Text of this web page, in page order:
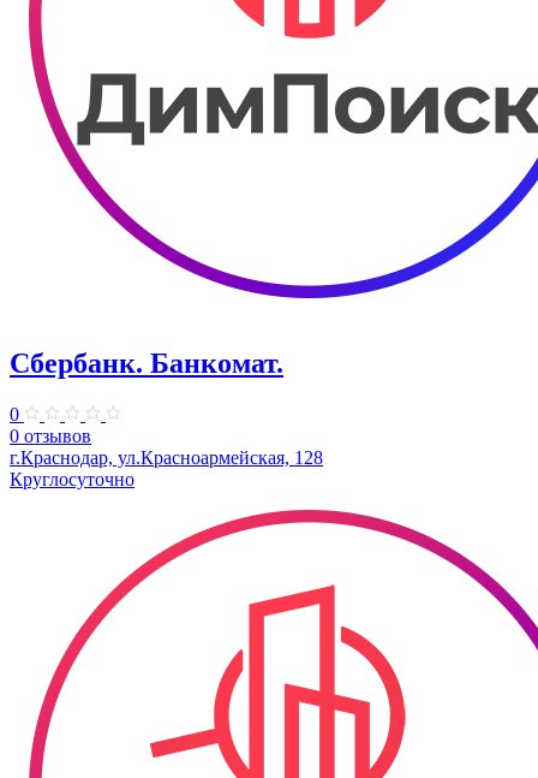
Сбербанк. Банкомат.
0
0 отзывов
г.Краснодар, ул.​Красноармейская, 128
Круглосуточно